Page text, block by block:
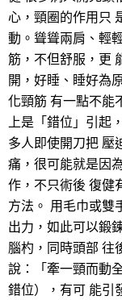
心，頸圈的作用只
動。聳聳兩肩、輕
筋，不但舒服，更
開，好睡、睡好為
化頸筋 有一點不能
上是「錯位」引起
多人即使開刀把 壓
痛，很可能就是因
作，不只術後 復健
方法。 用毛巾或雙
出力，如此可以鍛
腦杓，同時頭部 往
說：「牽一頸而動
錯位），有可 能引